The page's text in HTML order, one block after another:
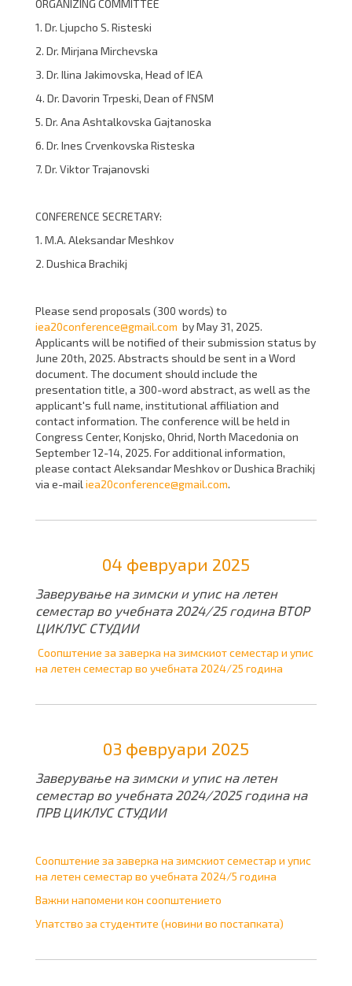
ORGANIZING COMMITTEE
1. Dr. Ljupcho S. Risteski
2. Dr. Mirjana Mirchevska
3. Dr. Ilina Jakimovska, Head of IEA
4. Dr. Davorin Trpeski, Dean of FNSM
5. Dr. Ana Ashtalkovska Gajtanoska
6. Dr. Ines Crvenkovska Risteska
7. Dr. Viktor Trajanovski
CONFERENCE SECRETARY:
1. M.A. Aleksandar Meshkov
2. Dushica Brachikj
Please send proposals (300 words) to
iea20conference@gmail.com by May 31, 2025.
Applicants will be notified of their submission status by
June 20th, 2025. Abstracts should be sent in a Word
document. The document should include the
presentation title, a 300-word abstract, as well as the
applicant's full name, institutional affiliation and
contact information. The conference will be held in
Congress Center, Konjsko, Ohrid, North Macedonia on
September 12-14, 2025. For additional information,
please contact Aleksandar Meshkov or Dushica Brachikj
via e-mail iea20conference@gmail.com.
04 февруари 2025
Заверување на зимски и упис на летен
семестар во учебната 2024/25 година ВТОР
ЦИКЛУС СТУДИИ
Соопштение за заверка на зимскиот семестар и упис
на летен семестар во учебната 2024/25 година
03 февруари 2025
Заверување на зимски и упис на летен
семестар во учебната 2024/2025 година на
ПРВ ЦИКЛУС СТУДИИ
Соопштение за заверка на зимскиот семестар и упис
на летен семестар во учебната 2024/5 година
Важни напомени кон соопштението
Упатство за студентите (новини во постапката)